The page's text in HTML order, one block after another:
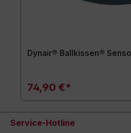
Dynair® Ballkissen®
74,90 €*
Service-Hotline